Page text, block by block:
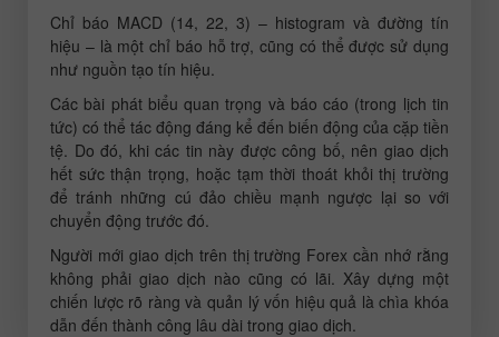
Chỉ báo MACD (14, 22, 3) – histogram và đường tín
hiệu – là một chỉ báo hỗ trợ, cũng có thể được sử dụng
như nguồn tạo tín hiệu.
Các bài phát biểu quan trọng và báo cáo (trong lịch tin
tức) có thể tác động đáng kể đến biến động của cặp tiền
tệ. Do đó, khi các tin này được công bố, nên giao dịch
hết sức thận trọng, hoặc tạm thời thoát khỏi thị trường
để tránh những cú đảo chiều mạnh ngược lại so với
chuyển động trước đó.
Người mới giao dịch trên thị trường Forex cần nhớ rằng
không phải giao dịch nào cũng có lãi. Xây dựng một
chiến lược rõ ràng và quản lý vốn hiệu quả là chìa khóa
dẫn đến thành công lâu dài trong giao dịch.